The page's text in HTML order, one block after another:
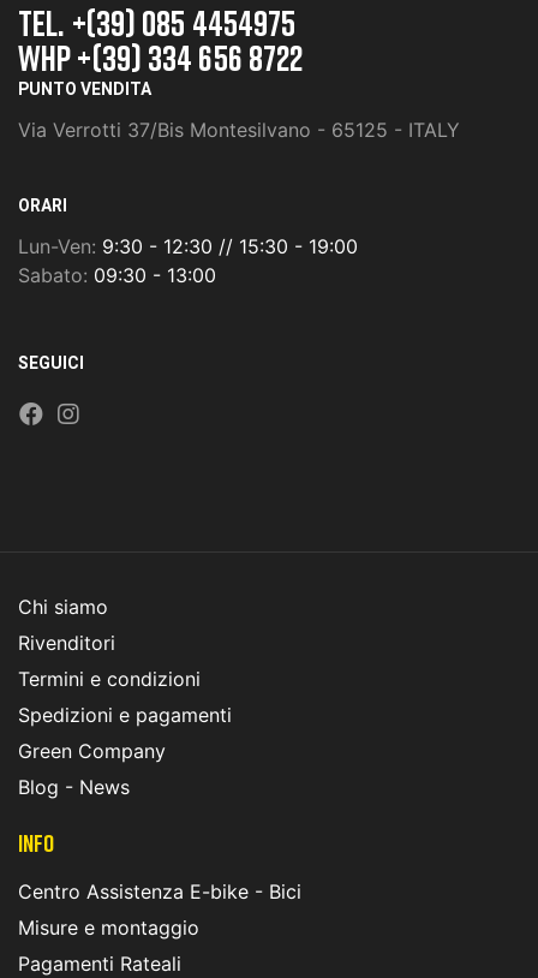
TEL. +(39) 085 4454975
whp +(39) 334 656 8722
PUNTO VENDITA
Via Verrotti 37/Bis Montesilvano - 65125 - ITALY
ORARI
Lun-Ven: 9:30 - 12:30 // 15:30 - 19:00
Sabato: 09:30 - 13:00
SEGUICI
Chi siamo
Rivenditori
Termini e condizioni
Spedizioni e pagamenti
Green Company
Blog - News
INFO
Centro Assistenza E-bike - Bici
Misure e montaggio
Pagamenti Rateali